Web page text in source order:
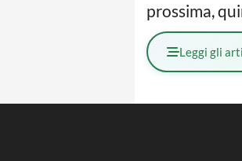
prossima,
Leggi gli